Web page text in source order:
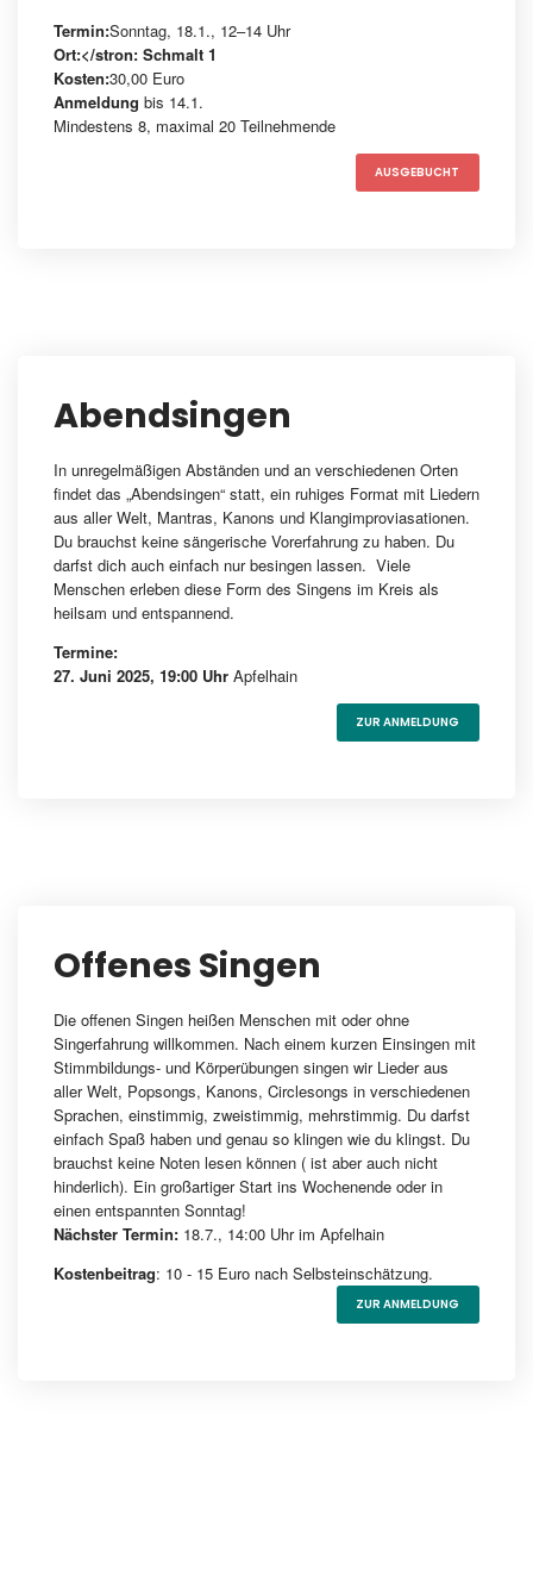
Termin:Sonntag, 18.1., 12–14 Uhr
Ort:</stron: Schmalt 1
Kosten:30,00 Euro
Anmeldung bis 14.1.
Mindestens 8, maximal 20 Teilnehmende
AUSGEBUCHT
Abendsingen
In unregelmäßigen Abständen und an verschiedenen Orten
findet das „Abendsingen“ statt, ein ruhiges Format mit Liedern
aus aller Welt, Mantras, Kanons und Klangimproviasationen.
Du brauchst keine sängerische Vorerfahrung zu haben. Du
darfst dich auch einfach nur besingen lassen. Viele
Menschen erleben diese Form des Singens im Kreis als
heilsam und entspannend.
Termine:
27. Juni 2025, 19:00 Uhr Apfelhain
ZUR ANMELDUNG
Offenes Singen
Die offenen Singen heißen Menschen mit oder ohne
Singerfahrung willkommen. Nach einem kurzen Einsingen mit
Stimmbildungs- und Körperübungen singen wir Lieder aus
aller Welt, Popsongs, Kanons, Circlesongs in verschiedenen
Sprachen, einstimmig, zweistimmig, mehrstimmig. Du darfst
einfach Spaß haben und genau so klingen wie du klingst. Du
brauchst keine Noten lesen können ( ist aber auch nicht
hinderlich). Ein großartiger Start ins Wochenende oder in
einen entspannten Sonntag!
Nächster Termin: 18.7., 14:00 Uhr im Apfelhain
Kostenbeitrag: 10 - 15 Euro nach Selbsteinschätzung.
ZUR ANMELDUNG